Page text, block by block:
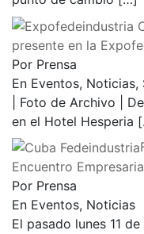
presente en la
Por Prensa
En Eventos, Noticias,
| Foto de Archivo |
en el Hotel Hesperia
Encuentro
Por Prensa
En Eventos, Noticias
El pasado lunes 11